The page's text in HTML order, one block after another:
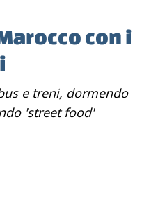
con i
'street food'